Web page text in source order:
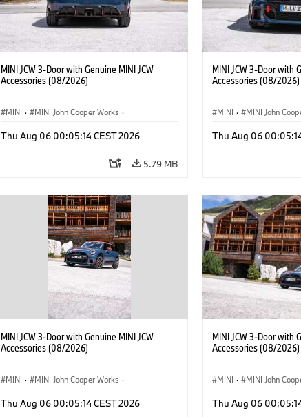
MINI JCW 3-Door with Genuine MINI JCW
Accessories (08/2026)
MINI · MINI John Cooper Works ·
Optional Extras, Accessories
Thu Aug 06 00:05:14 CEST 2026
5.79 MB
MINI JCW 3-Door with
Accessories (08/2026)
MINI · MINI John
Optional Extras,
Thu Aug 06
MINI JCW 3-Door with Genuine MINI JCW
Accessories (08/2026)
MINI · MINI John Cooper Works ·
Optional Extras, Accessories
Thu Aug 06 00:05:14 CEST 2026
MINI JCW 3-Door with
Accessories (08/2026)
MINI · MINI John
Optional Extras,
Thu Aug 06